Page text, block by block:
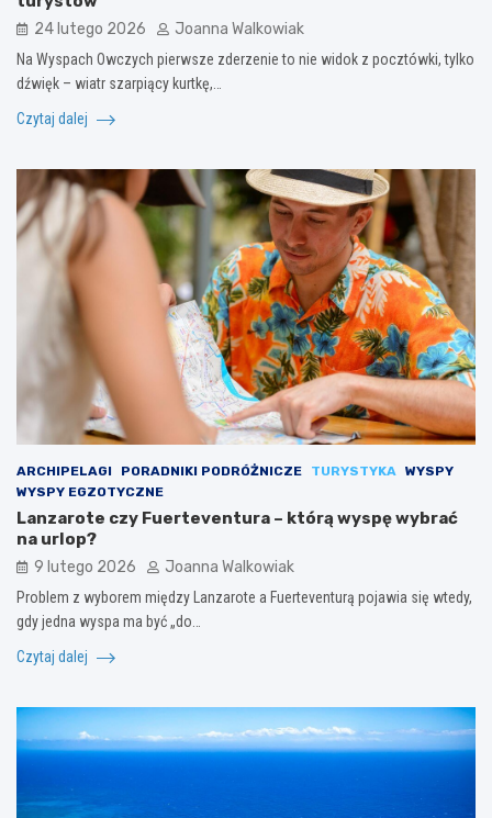
24 lutego 2026 Joanna Walkowiak
Na Wyspach Owczych pierwsze zderzenie to nie widok z pocztówki, tylko
dźwięk – wiatr szarpiący kurtkę,…
Czytaj dalej
ARCHIPELAGI PORADNIKI PODRÓŻNICZE TURYSTYKA WYSPY
WYSPY EGZOTYCZNE
Lanzarote czy Fuerteventura – którą wyspę wybrać
na urlop?
9 lutego 2026 Joanna Walkowiak
Problem z wyborem między Lanzarote a Fuerteventurą pojawia się wtedy,
gdy jedna wyspa ma być „do…
Czytaj dalej